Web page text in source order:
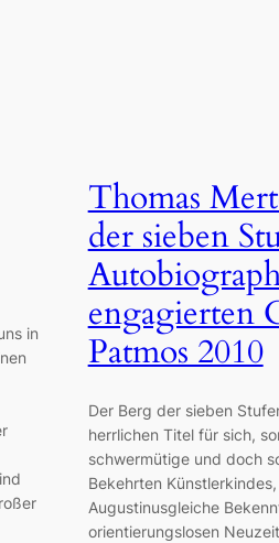
in
Thomas
der sieben
engagierten
Patmos 2010
Der Berg der sieben
herrlichen Titel für sich,
schwermütige und doch
Bekehrten
Augustinusgleiche
orientierungslosen